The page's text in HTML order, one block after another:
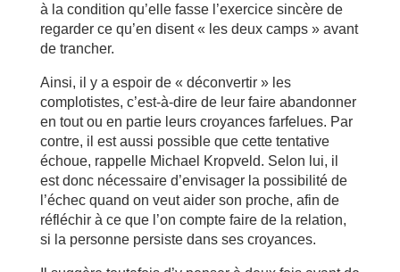
à la condition qu’elle fasse l’exercice sincère de
regarder ce qu’en disent « les deux camps » avant
de trancher.
Ainsi, il y a espoir de « déconvertir » les
complotistes, c’est-à-dire de leur faire abandonner
en tout ou en partie leurs croyances farfelues. Par
contre, il est aussi possible que cette tentative
échoue, rappelle Michael Kropveld. Selon lui, il
est donc nécessaire d’envisager la possibilité de
l’échec quand on veut aider son proche, afin de
réfléchir à ce que l’on compte faire de la relation,
si la personne persiste dans ses croyances.